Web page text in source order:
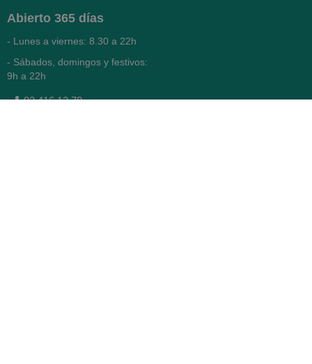
Abierto 365 días
- Lunes a viernes: 8.30 a 22h
- Sábados, domingos y festivos:
9h a 22h
93 416 12 70